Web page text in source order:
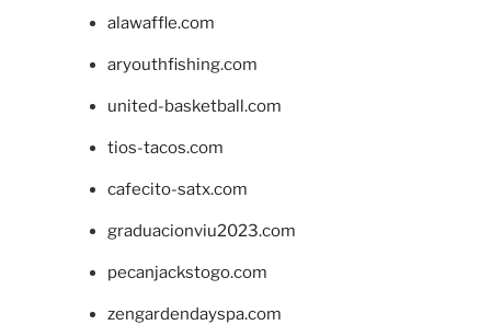
alawaffle.com
aryouthfishing.com
united-basketball.com
tios-tacos.com
cafecito-satx.com
graduacionviu2023.com
pecanjackstogo.com
zengardendayspa.com